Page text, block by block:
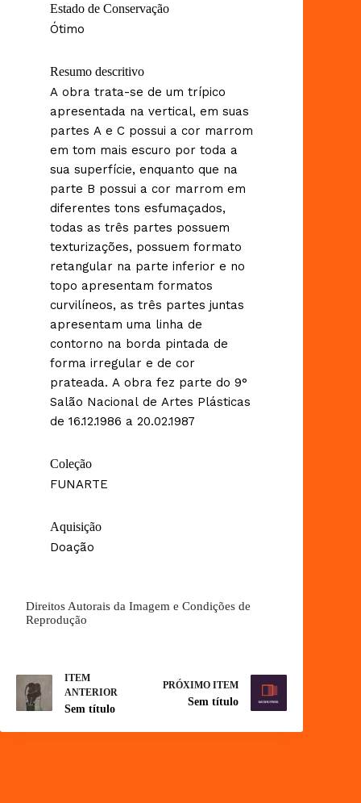
Estado de Conservação
Ótimo
Resumo descritivo
A obra trata-se de um trípico
apresentada na vertical, em suas
partes A e C possui a cor marrom
em tom mais escuro por toda a
sua superfície, enquanto que na
parte B possui a cor marrom em
diferentes tons esfumaçados,
todas as três partes possuem
texturizações, possuem formato
retangular na parte inferior e no
topo apresentam formatos
curvilíneos, as três partes juntas
apresentam uma linha de
contorno na borda pintada de
forma irregular e de cor
prateada. A obra fez parte do 9°
Salão Nacional de Artes Plásticas
de 16.12.1986 a 20.02.1987
Coleção
FUNARTE
Aquisição
Doação
Direitos Autorais da Imagem e Condições de
Reprodução
ITEM
ANTERIOR
Sem título
PRÓXIMO ITEM
Sem título